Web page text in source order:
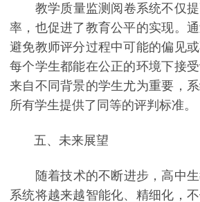
教学质量监测阅卷系统不仅提
率，也促进了教育公平的实现。
避免教师评分过程中可能的偏见
每个学生都能在公正的环境下接
来自不同背景的学生尤为重要，
所有学生提供了同等的评判标准。
五、未来展望
随着技术的不断进步，高中生
系统将越来越智能化、精细化，